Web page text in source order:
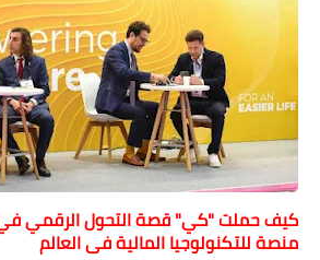
كيف حملت "كي" قصة التحول الرقمي في
منصة للتكنولوجيا المالية في العالم